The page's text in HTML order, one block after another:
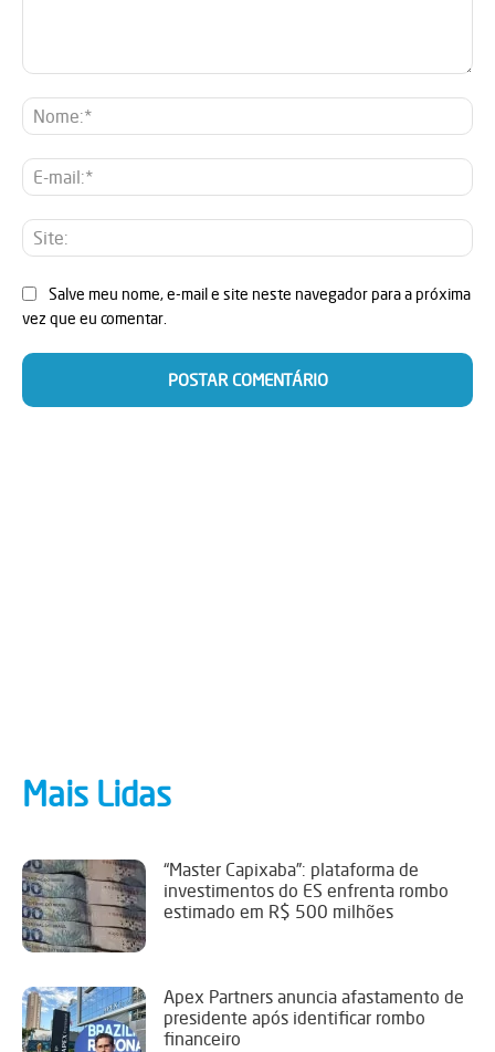
E-
Salve meu nome, e-mail e site neste navegador para a próxima
vez que eu comentar.
Mais Lidas
“Master Capixaba”: plataforma de
investimentos do ES enfrenta rombo
estimado em R$ 500 milhões
Apex Partners anuncia afastamento de
presidente após identificar rombo
financeiro